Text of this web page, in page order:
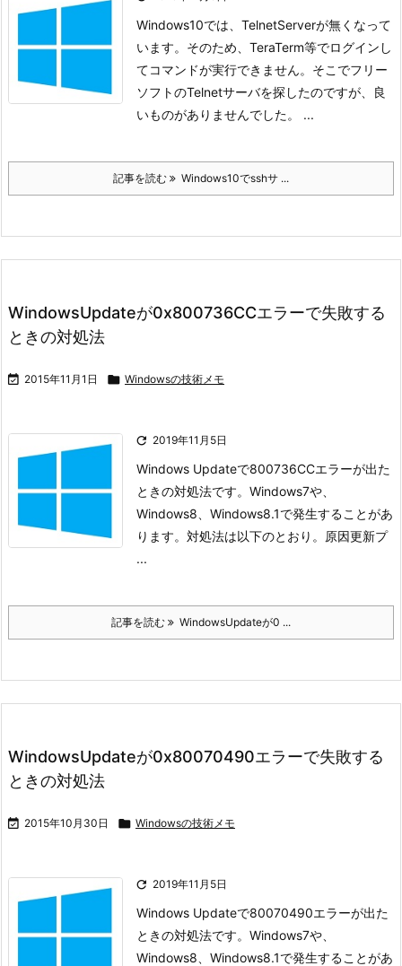
Windows10では、TelnetServerが無くなって
います。そのため、TeraTerm等でログインし
てコマンドが実行できません。 そこでフリー
ソフトのTelnetサーバを探したのですが、良
いものがありませんでした。 ...
記事を読む Windows10でsshサ ...
WindowsUpdateが0x800736CCエラーで失敗する
ときの対処法
 2015年11月1日  Windowsの技術メモ
 2019年11月5日
Windows Updateで800736CCエラーが出た
ときの対処法です。 Windows7や、
Windows8、Windows8.1で発生することがあ
ります。 対処法は以下のとおり。 原因更新プ
...
記事を読む WindowsUpdateが0 ...
WindowsUpdateが0x80070490エラーで失敗する
ときの対処法
 2015年10月30日  Windowsの技術メモ
 2019年11月5日
Windows Updateで80070490エラーが出た
ときの対処法です。 Windows7や、
Windows8、Windows8.1で発生することがあ